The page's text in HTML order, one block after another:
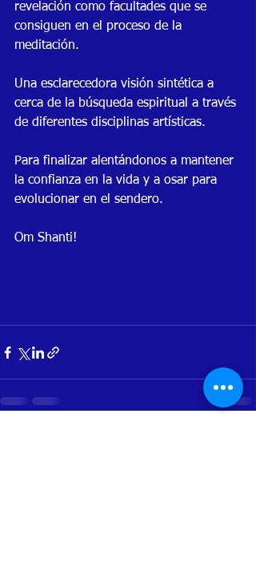
revelación como facultades que se
consiguen en el proceso de la
meditación.
Una esclarecedora visión sintética a
cerca de la búsqueda espiritual a través
de diferentes disciplinas artísticas.
Para finalizar alentándonos a mantener
la confianza en la vida y a osar para
evolucionar en el sendero.
Om Shanti!